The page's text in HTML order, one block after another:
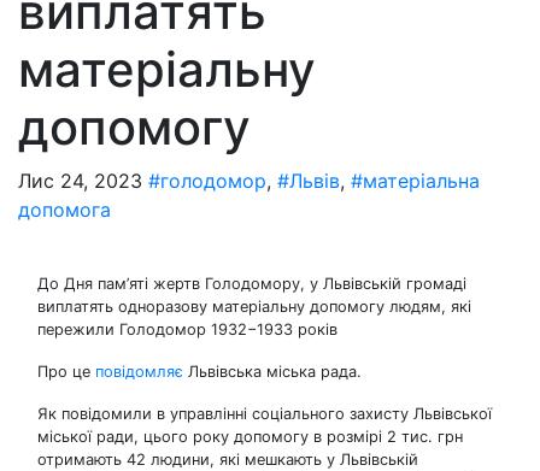
матеріальну
допомогу
Лис 24, 2023 #голодомор, #Львів, #матеріальна
допомога
До Дня пам’яті жертв Голодомору, у Львівській громаді
виплатять одноразову матеріальну допомогу людям, які
пережили Голодомор 1932−1933 років
Про це повідомляє Львівська міська рада.
Як повідомили в управлінні соціального захисту Львівської
міської ради, цього року допомогу в розмірі 2 тис. грн
отримають 42 людини, які мешкають у Львівській